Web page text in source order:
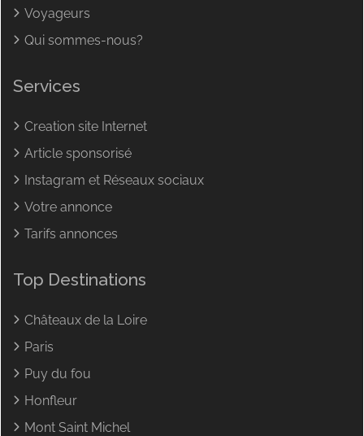
Voyageurs
Qui sommes-nous?
Services
Creation site Internet
Article sponsorisé
Instagram et Réseaux sociaux
Votre annonce
Tarifs annonces
Top Destinations
Châteaux de la Loire
Paris
Puy du fou
Honfleur
Mont Saint Michel